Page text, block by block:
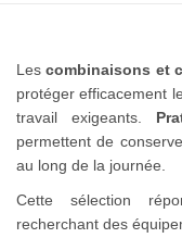
Lescombinaisons et
protéger efficacement
travail exigeants.
permettent de
au long de la journée.
Cette sélection
recherchant des